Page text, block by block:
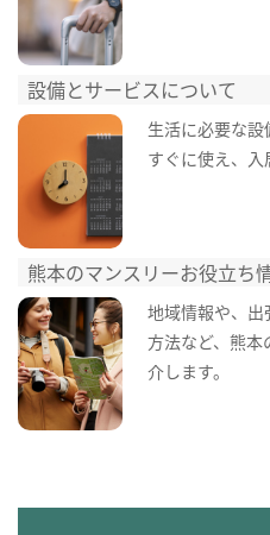
設備とサービスについて
生活に必要な
すぐに使え、入
熊本のマンスリーお役立ち
地域情報や、
方法など、熊本
介します。